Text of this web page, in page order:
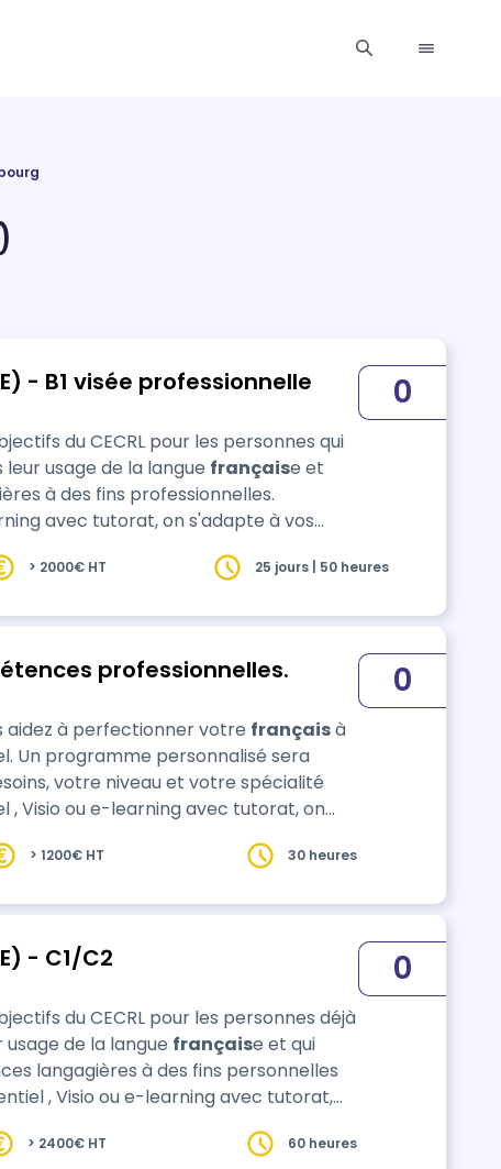
- B1 visée professionnelle
du CECRL pour les personnes qui
usage de la langue française et
à des fins professionnelles.
avec tutorat, on s'adapte à vos
0
> 2000€ HT 25 jours | 50 heures
professionnelles.
à perfectionner votre françaisà
votre niveau et votre spécialité
0
> 1200€ HT 30 heures
- C1/C2
du CECRL pour les personnes déjà
de la langue française et qui
langagières à des fins personnelles
0
> 2400€ HT 60 heures